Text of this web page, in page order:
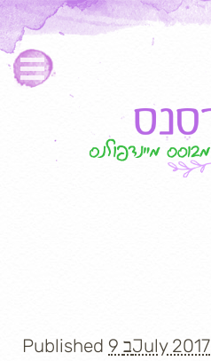
Published 9 בJuly 2017